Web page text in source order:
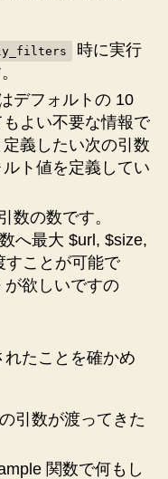
時に実行
デフォルトの 10
よい不要な情報で
義したい次の引数
ト値を定義してい
数の数です。
へ最大 $url, $size,
すことが可能で
欲しいですの
たことを確かめ
引数が渡ってきた
関数で何もし